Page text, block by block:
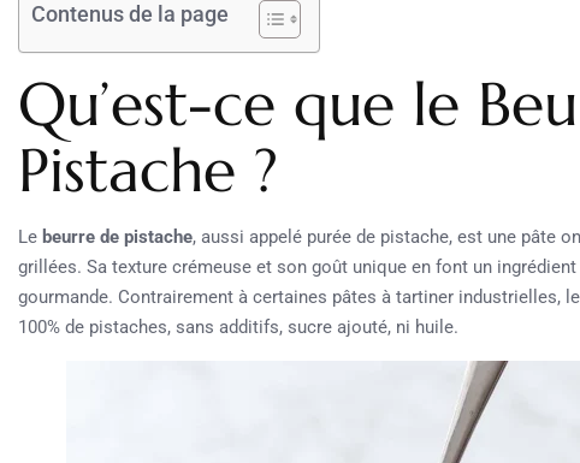
Contenus de la page
Qu’est-ce que le
Pistache ?
Le beurre de pistache, aussi appelé purée de pistache, est une pâte
grillées. Sa texture crémeuse et son goût unique en font un
gourmande. Contrairement à certaines pâtes à tartiner industrielles,
100% de pistaches, sans additifs, sucre ajouté, ni huile.